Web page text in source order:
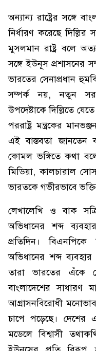
অন্যান্য রাষ্ট্রের সঙ্গে
নির্ধারণ করেছে দিল্লির
মুসলমান রাষ্ট্র বলে
সঙ্গে ইউনূস প্রশাসনের
ভারতের সেনাপ্রধান
সম্পর্ক নয়, নতুন
উপদেষ্টাকে দিল্লিতে
পররাষ্ট্র মন্ত্রকের
এই বাস্তবতা জানতেন
কোমল ভঙ্গিতে কথা
মিডিয়া, কালচারাল
ভারতকে গভীরভাবে
লেখালেখি ও বাক
অভিধানের শব্দ
প্রতিদিন।
অভিধানের শব্দ
তারা ভারতের এঁকে
বাংলাদেশের সাধারণ
আগ্রাসনবিরোধী
চাপে পড়েছে। দেশের
মডেলে বিশ্বাসী